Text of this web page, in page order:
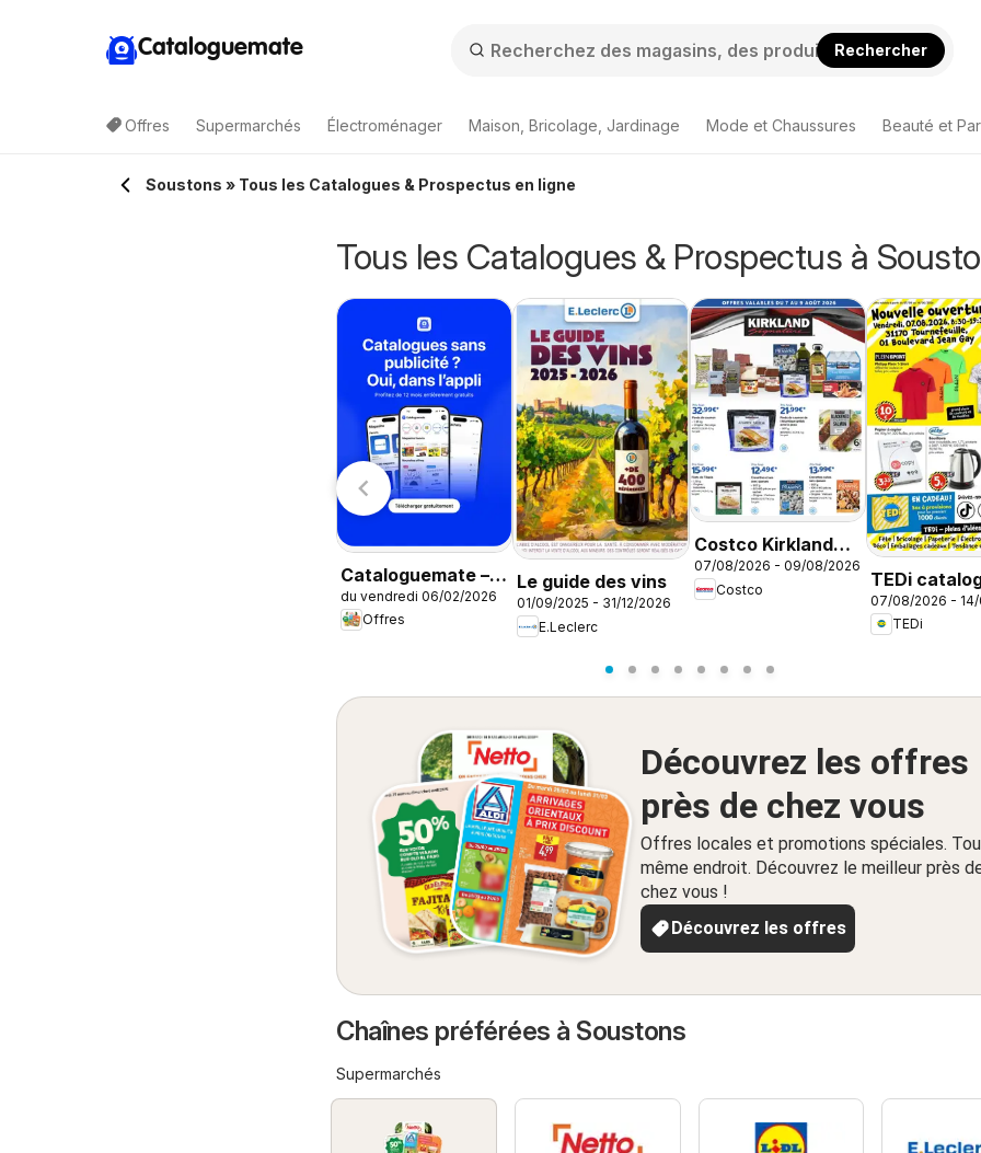
Cataloguemate Rechercher
Offres Supermarchés Électroménager Maison, Bricolage, Jardinage Mode et Chaussures Beauté et
Soustons » Tous les Catalogues & Prospectus en ligne
Tous les Catalogues & Prospectus à
Cataloguemate –
Offres dans
l’application
du vendredi 06/02/2026
Offres
Le guide des vins
01/09/2025 - 31/12/2026
E.Leclerc
Costco Kirkland
signature
07/08/2026 - 09/08/2026
Costco
TEDi
07/08/2026 -
TEDi
Découvrez les offres
près de chez vous
Offres locales et promotions spéciales.
même endroit. Découvrez le meilleur près
chez vous !
Découvrez les offres
Chaînes préférées à Soustons
Supermarchés